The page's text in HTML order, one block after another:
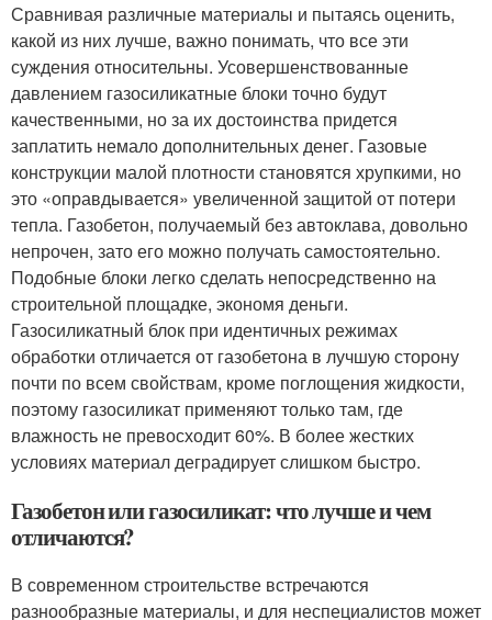
Сравнивая различные материалы и пытаясь оценить,
какой из них лучше, важно понимать, что все эти
суждения относительны. Усовершенствованные
давлением газосиликатные блоки точно будут
качественными, но за их достоинства придется
заплатить немало дополнительных денег. Газовые
конструкции малой плотности становятся хрупкими, но
это «оправдывается» увеличенной защитой от потери
тепла. Газобетон, получаемый без автоклава, довольно
непрочен, зато его можно получать самостоятельно.
Подобные блоки легко сделать непосредственно на
строительной площадке, экономя деньги.
Газосиликатный блок при идентичных режимах
обработки отличается от газобетона в лучшую сторону
почти по всем свойствам, кроме поглощения жидкости,
поэтому газосиликат применяют только там, где
влажность не превосходит 60%. В более жестких
условиях материал деградирует слишком быстро.
Газобетон или газосиликат: что лучше и чем
отличаются?
В современном строительстве встречаются
разнообразные материалы, и для неспециалистов может